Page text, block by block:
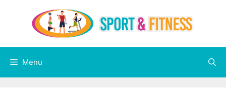
Menu